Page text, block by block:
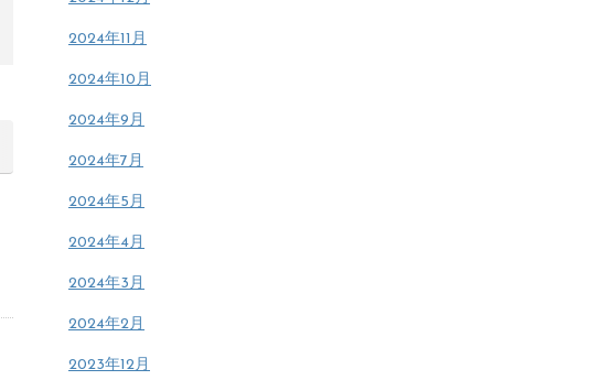
2024年11月
2024年10月
2024年9月
2024年7月
2024年5月
2024年4月
2024年3月
2024年2月
2023年12月